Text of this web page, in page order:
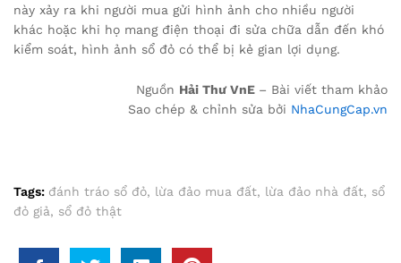
này xảy ra khi người mua gửi hình ảnh cho nhiều người
khác hoặc khi họ mang điện thoại đi sửa chữa dẫn đến khó
kiểm soát, hình ảnh sổ đỏ có thể bị kẻ gian lợi dụng.
Nguồn Hải Thư VnE – Bài viết tham khảo
Sao chép & chỉnh sửa bởi NhaCungCap.vn
Tags: đánh tráo sổ đỏ, lừa đảo mua đất, lừa đảo nhà đất, sổ
đỏ giả, sổ đỏ thật